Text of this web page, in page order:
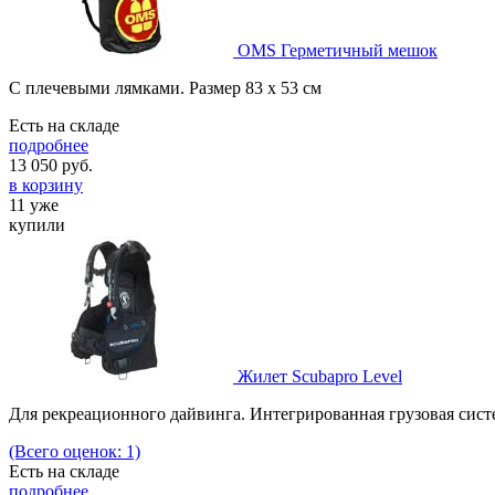
OMS Герметичный мешок
С плечевыми лямками. Размер 83 х 53 см
Есть на складе
подробнее
13 050 руб.
в корзину
11 уже
купили
Жилет Scubapro Level
Для рекреационного дайвинга. Интегрированная грузовая
(Всего оценок: 1)
Есть на складе
подробнее